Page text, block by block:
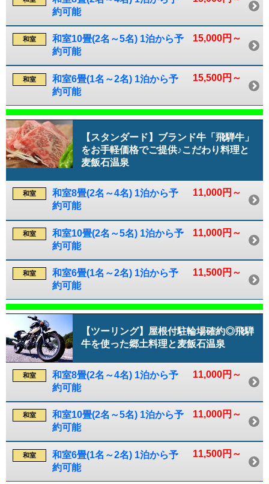
約可能
15,000円～
和室
和室10畳(2名～5名) 1泊から予
約可能
15,500円～
和室
和室6畳(1名～2名) 1泊から予
約可能
【スタンダード】ブランド牛「飛騨牛」
をお手軽価格でご提供♪こだわり料理と
麦飯石温泉
11,000円～
和室
和室8畳(2名～4名) 1泊から予
約可能
11,000円～
和室
和室10畳(2名～5名) 1泊から予
約可能
11,500円～
和室
和室6畳(1名～2名) 1泊から予
約可能
【ツーリング】屋根付駐輪場確約◎飛騨
牛を使った郷土料理と麦飯石温泉
11,000円～
和室
和室8畳(2名～4名) 1泊から予
約可能
11,000円～
和室
和室10畳(2名～5名) 1泊から予
約可能
11,500円～
和室
和室6畳(1名～2名) 1泊から予
約可能